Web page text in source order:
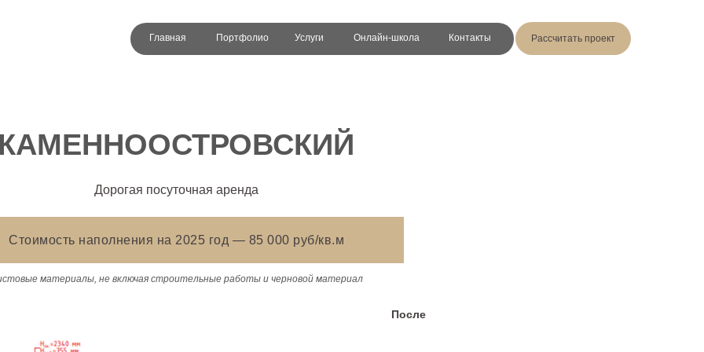
Рассчитать проект
Главная Портфолио Услуги Контакты
Онлайн-школа
Дорогая посуточная аренда
материалы, не включая строительные работы и черновой материал
Стоимость наполнения на 2025 год — 85 000 руб/кв.м
После